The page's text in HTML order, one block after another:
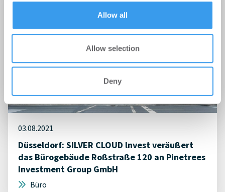
Allow all
Allow selection
Deny
03.08.2021
Düsseldorf: SILVER CLOUD lnvest veräußert
das Bürogebäude Roßstraße 120 an Pinetrees
Investment Group GmbH
Büro